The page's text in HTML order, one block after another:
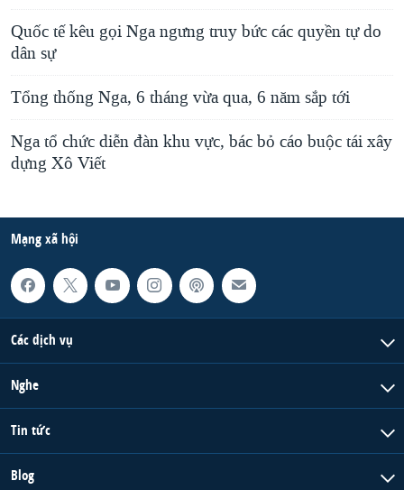
Quốc tế kêu gọi Nga ngưng truy bức các quyền tự do
dân sự
Tổng thống Nga, 6 tháng vừa qua, 6 năm sắp tới
Nga tổ chức diễn đàn khu vực, bác bỏ cáo buộc tái xây
dựng Xô Viết
Mạng xã hội
Các dịch vụ
Nghe
Tin tức
Blog